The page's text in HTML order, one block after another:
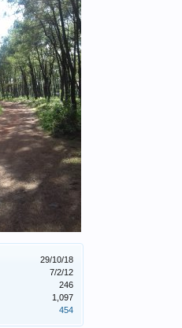
29/10/18
7/2/12
246
1,097
454